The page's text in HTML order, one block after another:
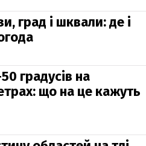
град і шквали: де і
градусів на
що на це кажуть